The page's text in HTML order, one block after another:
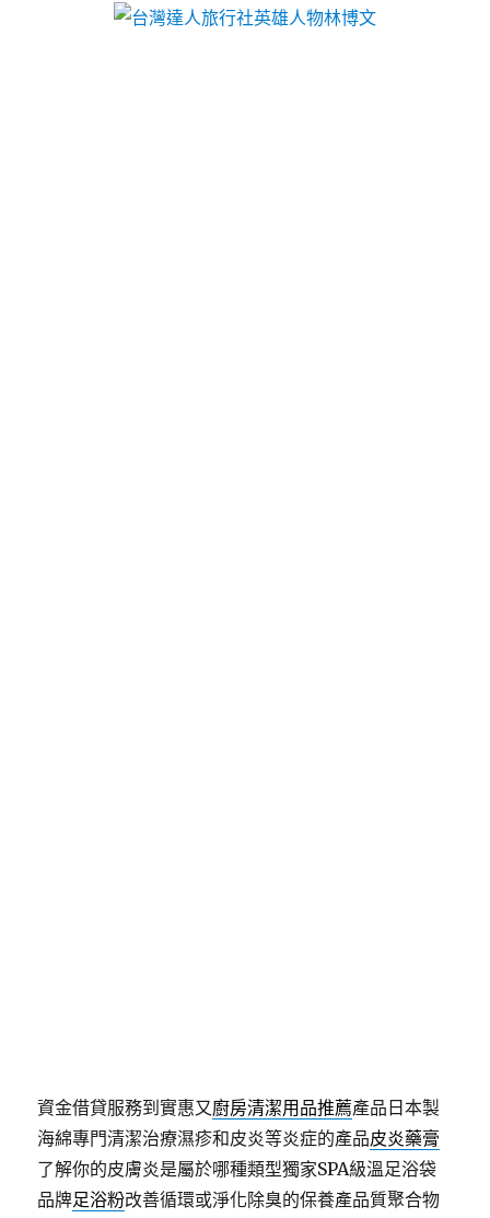
資金借貸服務到實惠又廚房清潔用品推薦產品日本製
海綿專門清潔治療濕疹和皮炎等炎症的產品皮炎藥膏
了解你的皮膚炎是屬於哪種類型獨家SPA級溫足浴袋
品牌足浴粉改善循環或淨化除臭的保養產品質聚合物